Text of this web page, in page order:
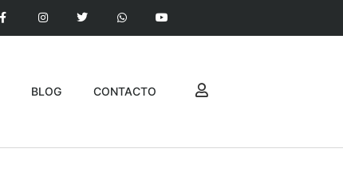
BLOG CONTACTO